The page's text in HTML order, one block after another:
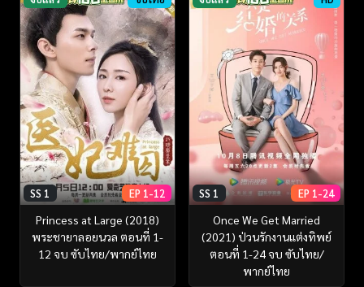
SS 1 EP 1-12
Princess at Large (2018)
พระชายาลอยนวล ตอนที่ 1-
12 จบ ซับไทย/พากย์ไทย
SS 1 EP 1-24
Once We Get Married
(2021) ป่วนรักงานแต่งทิพย์
ตอนที่ 1-24 จบ ซับไทย/
พากย์ไทย